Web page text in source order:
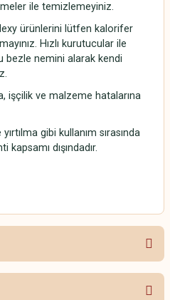
ile temizlemeyiniz.
ürünlerini lütfen kalorifer
Hızlı kurutucular ile
bezle nemini alarak kendi
işçilik ve malzeme hatalarına
gibi kullanım sırasında
dışındadır.